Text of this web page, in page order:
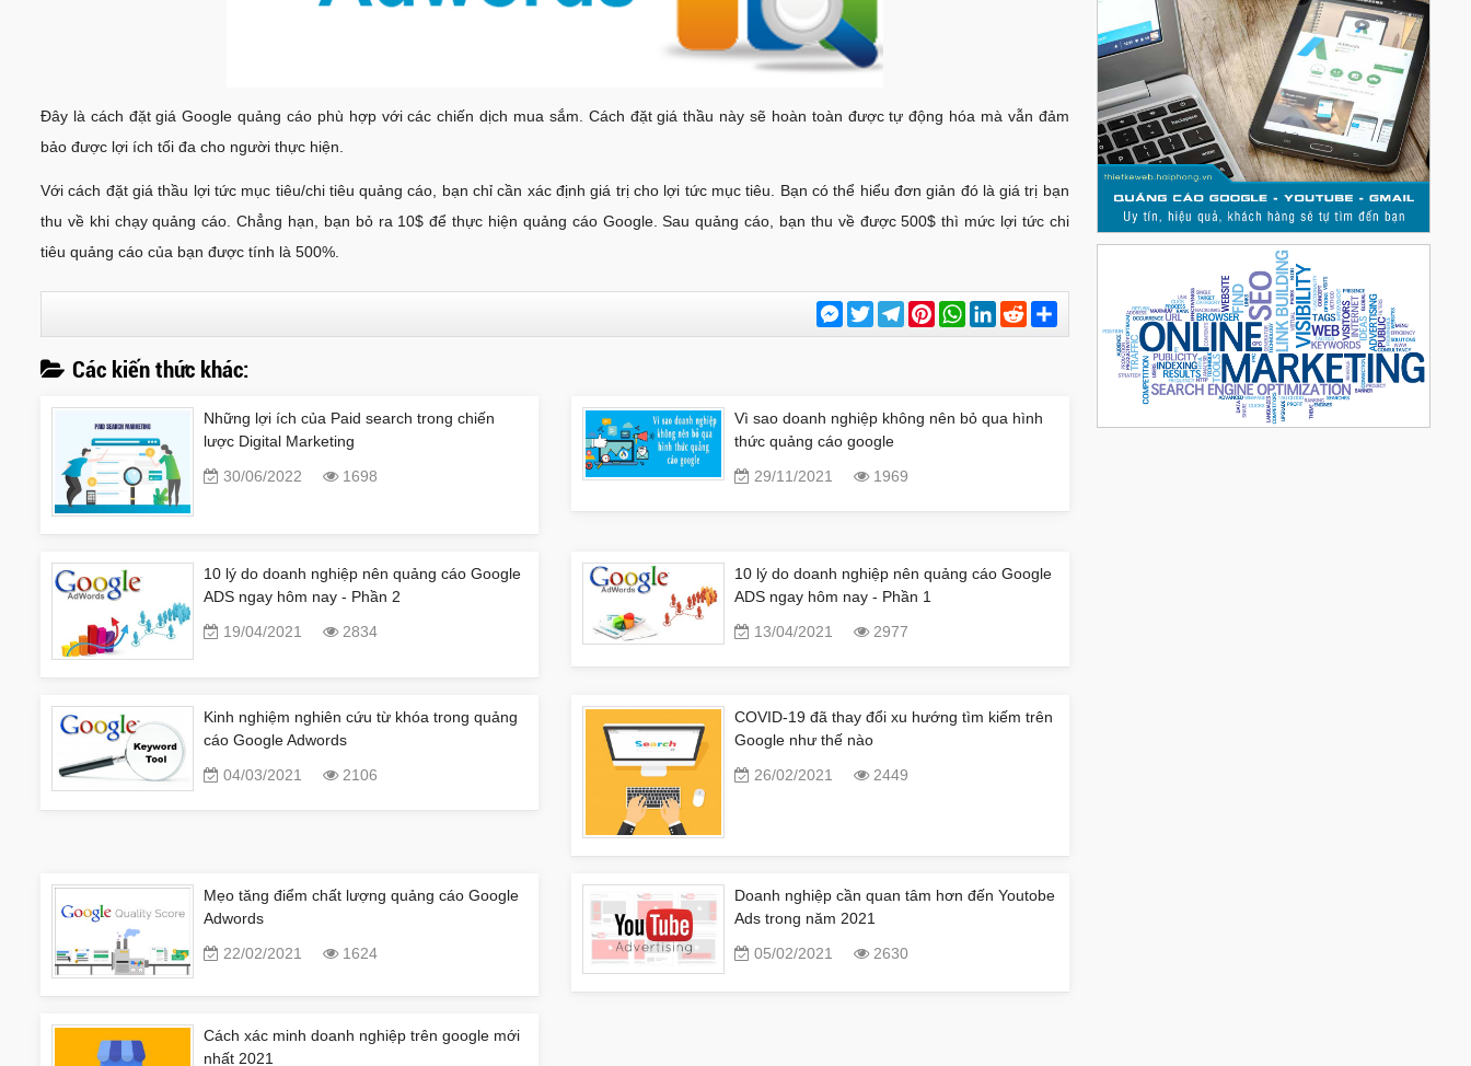
Đây là cách đặt giá Google quảng cáo phù hợp với các chiến dịch mua sắm. Cách đặt giá thầu này sẽ hoàn toàn được tự động hóa mà vẫn đảm
bảo được lợi ích tối đa cho người thực hiện.
Với cách đặt giá thầu lợi tức mục tiêu/chi tiêu quảng cáo, bạn chỉ cần xác định giá trị cho lợi tức mục tiêu. Bạn có thể hiểu đơn giản đó là giá trị bạn
thu về khi chạy quảng cáo. Chẳng hạn, bạn bỏ ra 10$ để thực hiện quảng cáo Google. Sau quảng cáo, bạn thu về được 500$ thì mức lợi tức chi
tiêu quảng cáo của bạn được tính là 500%.
Messenger
TwitterTelegramPinterestWhatsApp
LinkedInReddit
sẻ
Các kiến thức khác:
Những lợi ích của Paid search trong chiến
lược Digital Marketing
30/06/2022
1698
Vì sao doanh nghiệp không nên bỏ qua hình
thức quảng cáo google
29/11/2021
1969
10 lý do doanh nghiệp nên quảng cáo Google
ADS ngay hôm nay - Phần 2
19/04/2021
2834
10 lý do doanh nghiệp nên quảng cáo Google
ADS ngay hôm nay - Phần 1
13/04/2021
2977
Kinh nghiệm nghiên cứu từ khóa trong quảng
cáo Google Adwords
04/03/2021
2106
COVID-19 đã thay đổi xu hướng tìm kiếm trên
Google như thế nào
26/02/2021
2449
Mẹo tăng điểm chất lượng quảng cáo Google
Adwords
22/02/2021
1624
Doanh nghiệp cần quan tâm hơn đến Youtobe
Ads trong năm 2021
05/02/2021
2630
Cách xác minh doanh nghiệp trên google mới
nhất 2021